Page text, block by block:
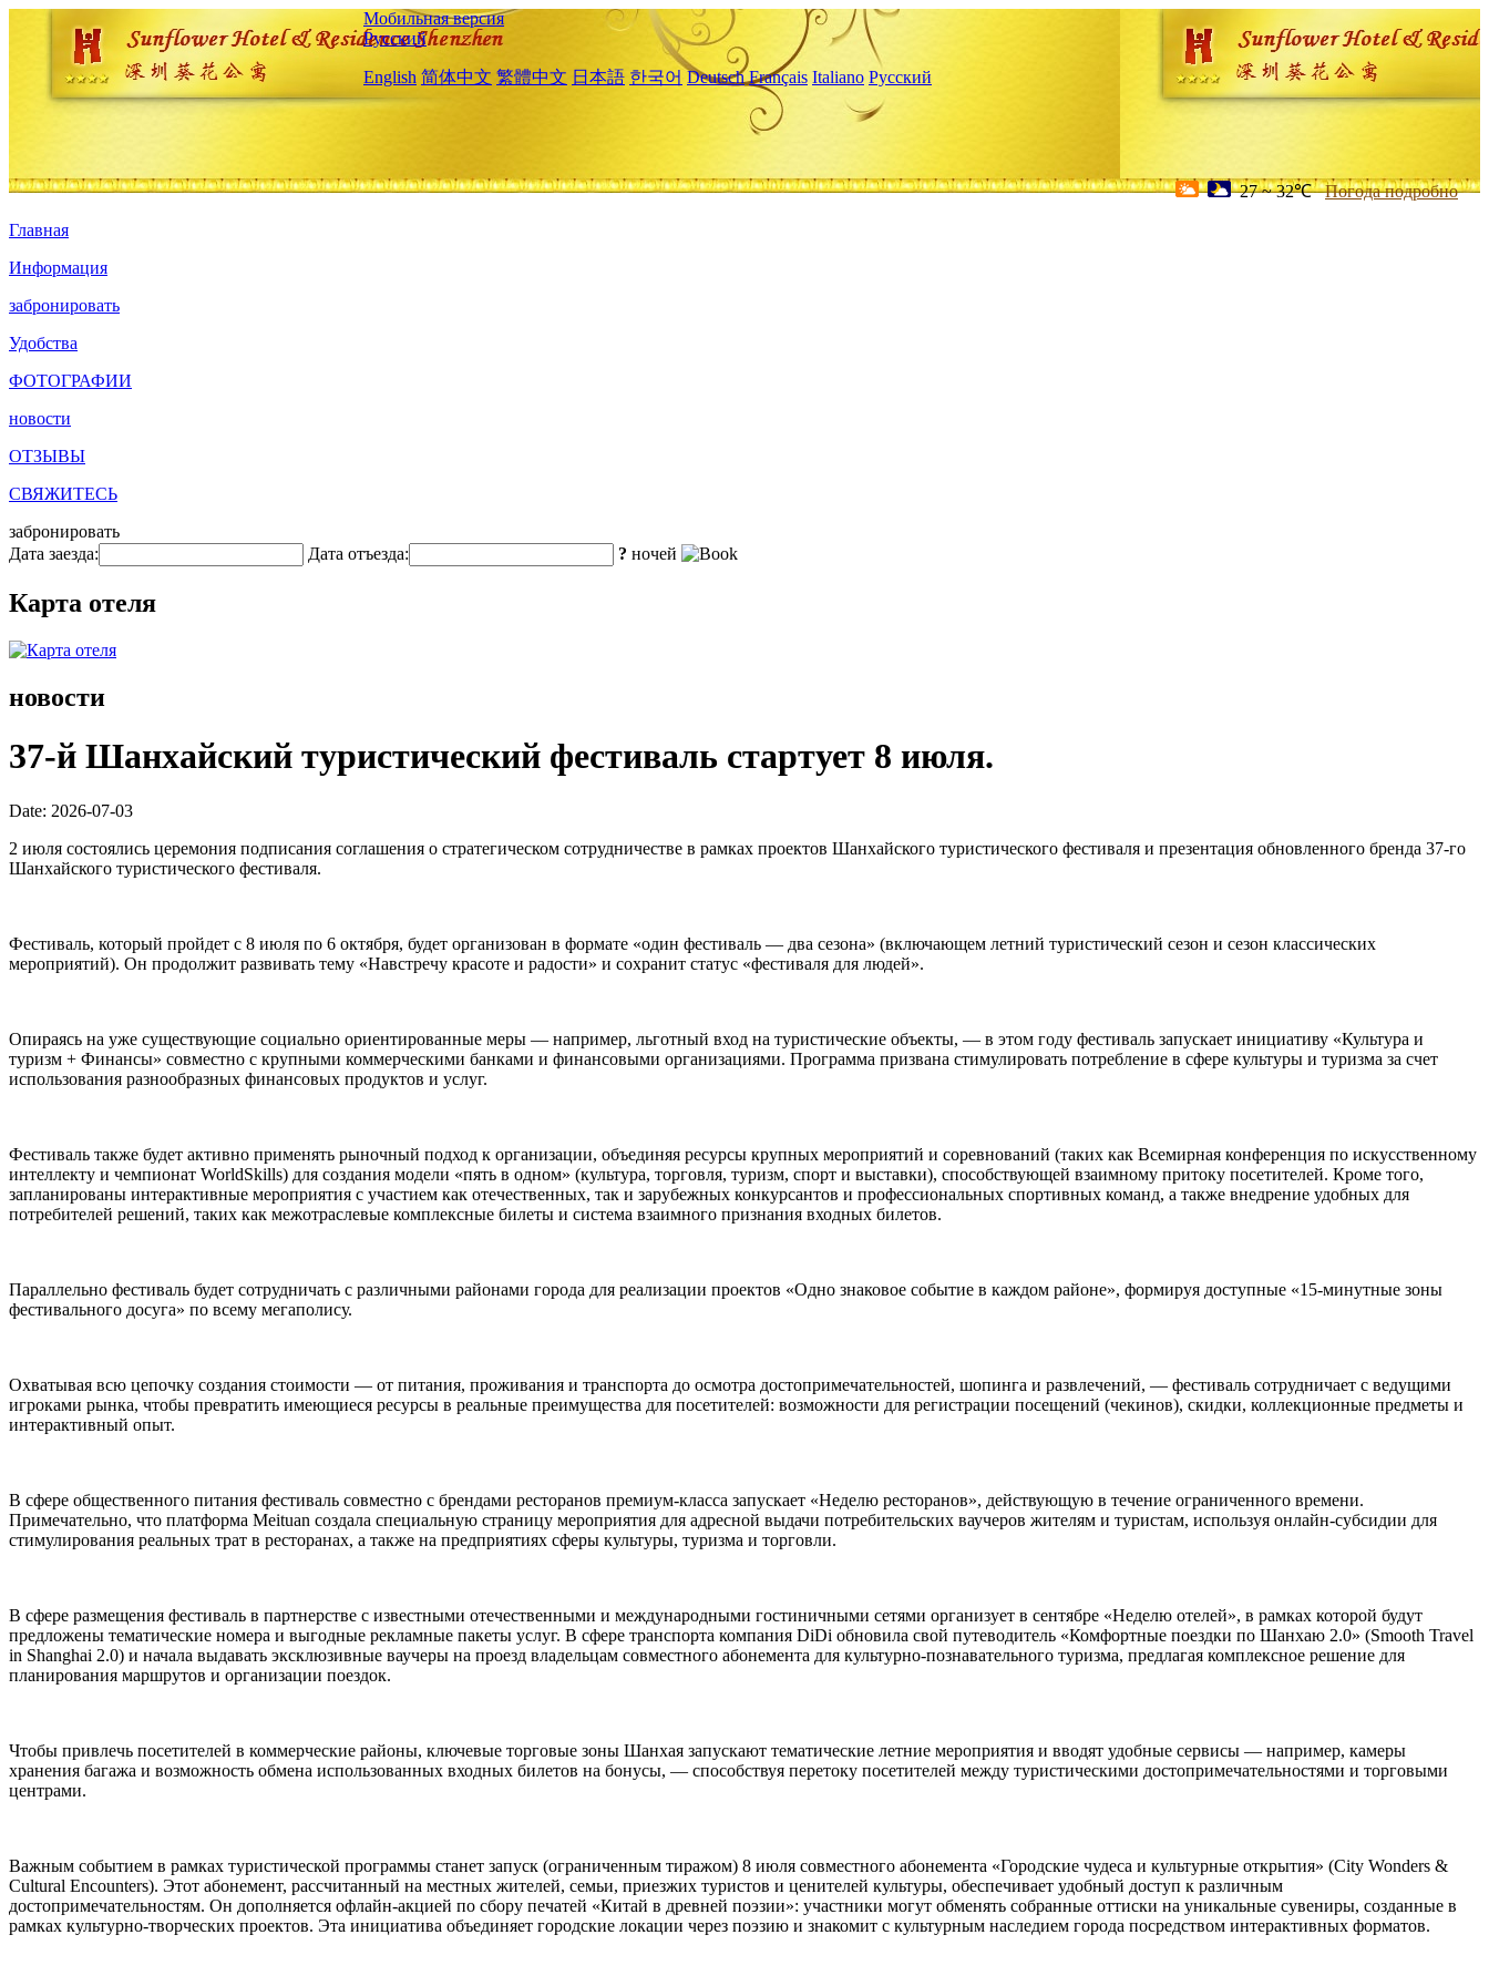
Мобильная версия
Русский
English 简体中文 繁體中文 日本語 한국어 Deutsch Français Italiano Русский
27 ~ 32℃ Погода подробно
Главная
Информация
забронировать
Удобства
ФОТОГРАФИИ
новости
ОТЗЫВЫ
СВЯЖИТЕСЬ
забронировать
Дата заезда:
Дата отъезда: ? ночей
Карта отеля
новости
37-й Шанхайский туристический фестиваль стартует 8 июля.
Date: 2026-07-03
2 июля состоялись церемония подписания соглашения о стратегическом сотрудничестве в рамках проектов Шанхайского туристического фестиваля и презентация обновленного бренда 37-го
Шанхайского туристического фестиваля.
Фестиваль, который пройдет с 8 июля по 6 октября, будет организован в формате «один фестиваль — два сезона» (включающем летний туристический сезон и сезон классических
мероприятий). Он продолжит развивать тему «Навстречу красоте и радости» и сохранит статус «фестиваля для людей».
Опираясь на уже существующие социально ориентированные меры — например, льготный вход на туристические объекты, — в этом году фестиваль запускает инициативу «Культура и
туризм + Финансы» совместно с крупными коммерческими банками и финансовыми организациями. Программа призвана стимулировать потребление в сфере культуры и туризма за счет
использования разнообразных финансовых продуктов и услуг.
Фестиваль также будет активно применять рыночный подход к организации, объединяя ресурсы крупных мероприятий и соревнований (таких как Всемирная конференция по искусственному
интеллекту и чемпионат WorldSkills) для создания модели «пять в одном» (культура, торговля, туризм, спорт и выставки), способствующей взаимному притоку посетителей. Кроме того,
запланированы интерактивные мероприятия с участием как отечественных, так и зарубежных конкурсантов и профессиональных спортивных команд, а также внедрение удобных для
потребителей решений, таких как межотраслевые комплексные билеты и система взаимного признания входных билетов.
Параллельно фестиваль будет сотрудничать с различными районами города для реализации проектов «Одно знаковое событие в каждом районе», формируя доступные «15-минутные зоны
фестивального досуга» по всему мегаполису.
Охватывая всю цепочку создания стоимости — от питания, проживания и транспорта до осмотра достопримечательностей, шопинга и развлечений, — фестиваль сотрудничает с ведущими
игроками рынка, чтобы превратить имеющиеся ресурсы в реальные преимущества для посетителей: возможности для регистрации посещений (чекинов), скидки, коллекционные предметы и
интерактивный опыт.
В сфере общественного питания фестиваль совместно с брендами ресторанов премиум-класса запускает «Неделю ресторанов», действующую в течение ограниченного времени.
Примечательно, что платформа Meituan создала специальную страницу мероприятия для адресной выдачи потребительских ваучеров жителям и туристам, используя онлайн-субсидии для
стимулирования реальных трат в ресторанах, а также на предприятиях сферы культуры, туризма и торговли.
В сфере размещения фестиваль в партнерстве с известными отечественными и международными гостиничными сетями организует в сентябре «Неделю отелей», в рамках которой будут
предложены тематические номера и выгодные рекламные пакеты услуг. В сфере транспорта компания DiDi обновила свой путеводитель «Комфортные поездки по Шанхаю 2.0» (Smooth Travel
in Shanghai 2.0) и начала выдавать эксклюзивные ваучеры на проезд владельцам совместного абонемента для культурно-познавательного туризма, предлагая комплексное решение для
планирования маршрутов и организации поездок.
Чтобы привлечь посетителей в коммерческие районы, ключевые торговые зоны Шанхая запускают тематические летние мероприятия и вводят удобные сервисы — например, камеры
хранения багажа и возможность обмена использованных входных билетов на бонусы, — способствуя перетоку посетителей между туристическими достопримечательностями и торговыми
центрами.
Важным событием в рамках туристической программы станет запуск (ограниченным тиражом) 8 июля совместного абонемента «Городские чудеса и культурные открытия» (City Wonders &
Cultural Encounters). Этот абонемент, рассчитанный на местных жителей, семьи, приезжих туристов и ценителей культуры, обеспечивает удобный доступ к различным
достопримечательностям. Он дополняется офлайн-акцией по сбору печатей «Китай в древней поэзии»: участники могут обменять собранные оттиски на уникальные сувениры, созданные в
рамках культурно-творческих проектов. Эта инициатива объединяет городские локации через поэзию и знакомит с культурным наследием города посредством интерактивных форматов.